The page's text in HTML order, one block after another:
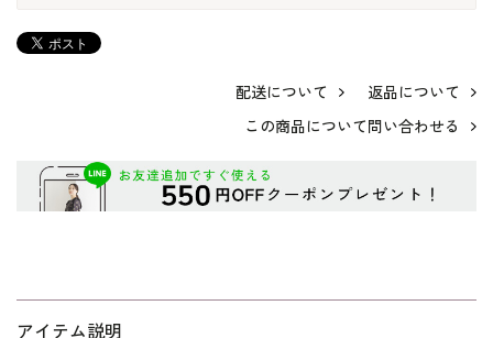
配送について
返品について
この商品について問い合わせる
アイテム説明